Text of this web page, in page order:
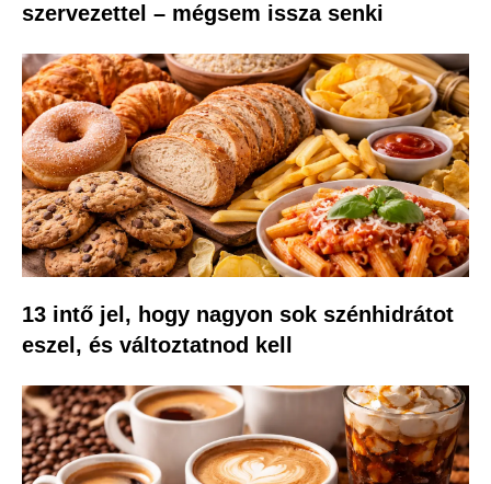
szervezettel – mégsem issza senki
13 intő jel, hogy nagyon sok szénhidrátot
eszel, és változtatnod kell